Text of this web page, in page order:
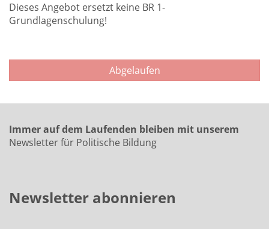
Dieses Angebot ersetzt keine BR 1-
Grundlagenschulung!
Abgelaufen
Immer auf dem Laufenden bleiben mit unserem
Newsletter für Politische Bildung
Newsletter abonnieren